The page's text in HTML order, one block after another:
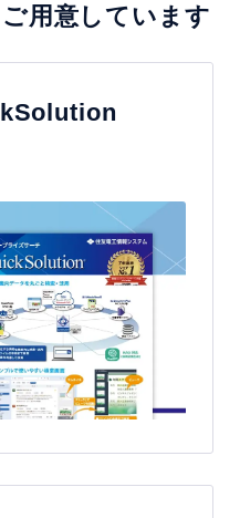
用意しています